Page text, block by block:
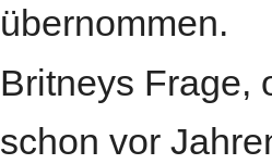
übernommen.
Britneys Frage,
schon vor